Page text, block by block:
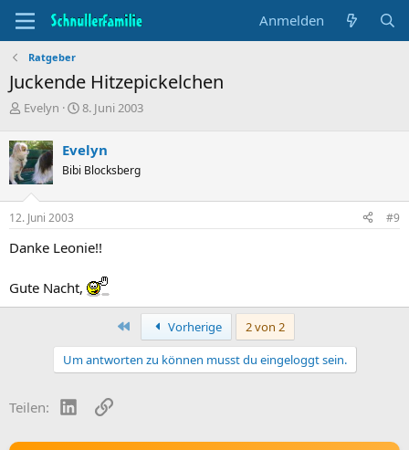
Anmelden
Ratgeber
Juckende Hitzepickelchen
T
e
m
e
n
s
t
r
e
r
Evelyn
B
i
n
d
u
8. Juni 2003
Evelyn
Bibi Blocksberg
12. Juni 2003 #9
Danke Leonie!!
Gute Nacht,
Erste Vorherige
2 von 2
Um antworten zu können musst du eingeloggt sein.
Teilen: LinkedInLink